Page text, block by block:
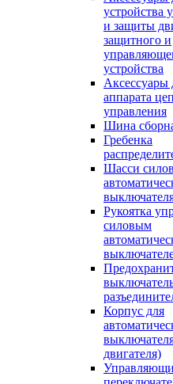
устройства
и защиты
защитного и
устройства
Аксессуары
аппарата
управления
Шина
Гребенка
Шасси
Рукоятка
силовым
Корпус для
двигателя)